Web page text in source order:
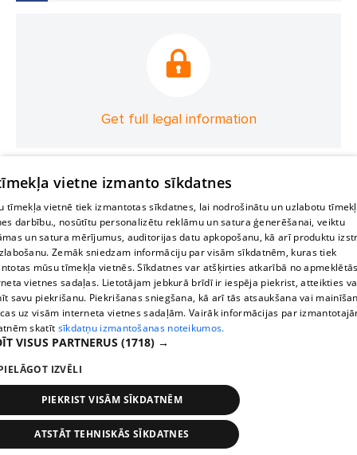
Get full legal information
vietne izmanto sīkdatnes
tīmekļa vietnē tiek izmantotas sīkdatnes, lai nodrošinātu un uzlabotu
darbību., nosūtītu personalizētu reklāmu un satura ģenerēšanai, veiktu
un satura mērījumus, auditorijas datu apkopošanu, kā arī produktu
Zemāk sniedzam informāciju par visām sīkdatnēm, kuras tiek
mūsu tīmekļa vietnēs. Sīkdatnes var atšķirties atkarībā no
vietnes sadaļas. Lietotājam jebkurā brīdī ir iespēja piekrist, atteikties
savu piekrišanu. Piekrišanas sniegšana, kā arī tās atsaukšana vai
uz visām interneta vietnes sadaļām. Vairāk informācijas par
skatīt sīkdatņu izmantošanas noteikumos.
VISUS PARTNERUS (1718) →
IZVĒLI
PIEKRIST VISĀM SĪKDATNĒM
ATSTĀT TEHNISKĀS SĪKDATNES